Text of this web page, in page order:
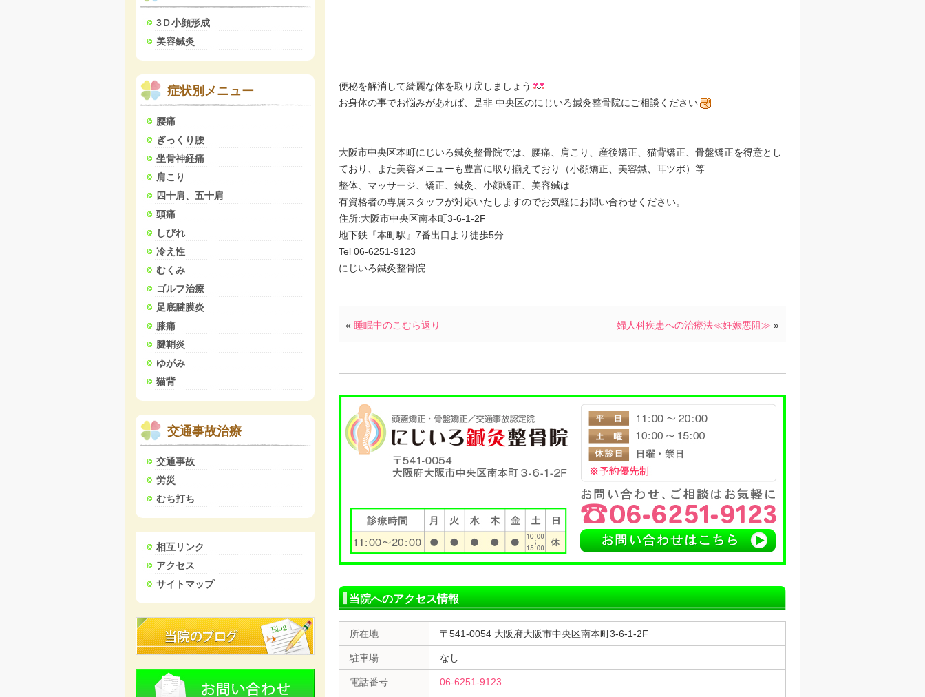
便秘を解消して綺麗な体を取り戻しましょう
お身体の事でお悩みがあれば、是非 中央区のにじいろ鍼灸整骨院にご相談ください
大阪市中央区本町にじいろ鍼灸整骨院では、腰痛、肩こり、産後矯正、猫背矯正、骨盤矯正を得意とし
ており、また美容メニューも豊富に取り揃えており（小顔矯正、美容鍼、耳ツボ）等
整体、マッサージ、矯正、鍼灸、小顔矯正、美容鍼は
有資格者の専属スタッフが対応いたしますのでお気軽にお問い合わせください。
住所:大阪市中央区南本町3-6-1-2F
地下鉄『本町駅』7番出口より徒歩5分
Tel 06-6251-9123
にじいろ鍼灸整骨院
婦人科疾患への治療法≪妊娠悪阻≫ »
« 睡眠中のこむら返り
当院へのアクセス情報
所在地 〒541-0054 大阪府大阪市中央区南本町3-6-1-2F
駐車場 なし
電話番号 06-6251-9123
3Ｄ小顔形成
美容鍼灸
症状別メニュー
腰痛
ぎっくり腰
坐骨神経痛
肩こり
四十肩、五十肩
頭痛
しびれ
冷え性
むくみ
ゴルフ治療
足底腱膜炎
膝痛
腱鞘炎
ゆがみ
猫背
交通事故治療
交通事故
労災
むち打ち
相互リンク
アクセス
サイトマップ